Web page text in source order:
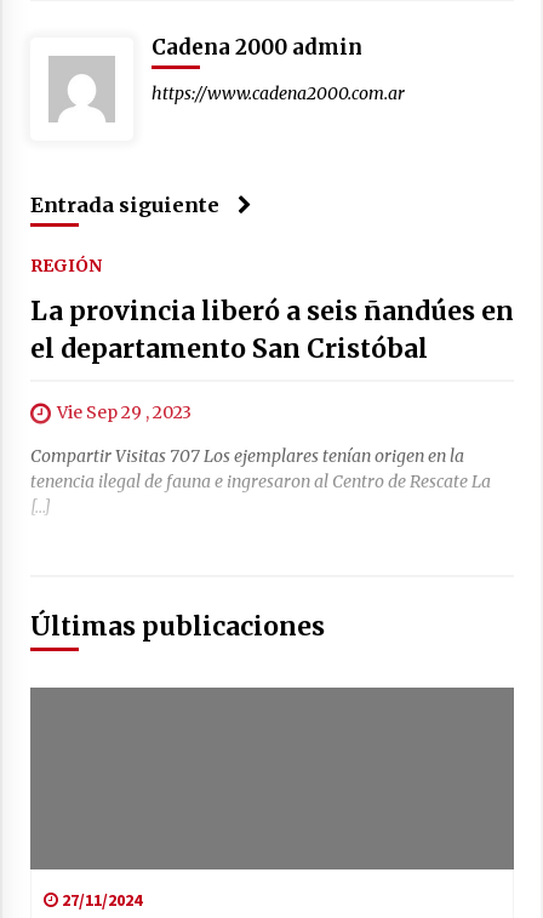
Cadena 2000 admin
https://www.cadena2000.com.ar
Entrada siguiente
REGIÓN
La provincia liberó a seis ñandúes en
el departamento San Cristóbal
Vie Sep 29 , 2023
Compartir Visitas 707 Los ejemplares tenían origen en la
tenencia ilegal de fauna e ingresaron al Centro de Rescate La
[…]
Últimas publicaciones
27/11/2024